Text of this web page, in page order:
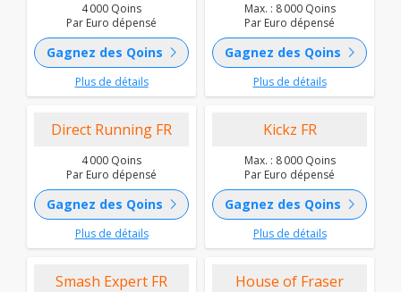
4 000 Qoins
Par Euro dépensé
Gagnez des Qoins chevron_right
Plus de détails
Max. : 8 000 Qoins
Par Euro dépensé
Gagnez des Qoins chevron_right
Plus de détails
Direct Running FR
4 000 Qoins
Par Euro dépensé
Gagnez des Qoins chevron_right
Plus de détails
Kickz FR
Max. : 8 000 Qoins
Par Euro dépensé
Gagnez des Qoins chevron_right
Plus de détails
Smash Expert FR House of Fraser